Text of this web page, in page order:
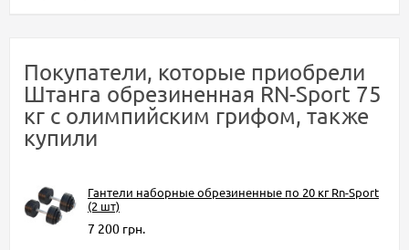
Покупатели, которые приобрели
Штанга обрезиненная RN-Sport 75
кг с олимпийским грифом, также
купили
Гантели наборные обрезиненные по 20 кг Rn-Sport
(2 шт)
7 200 грн.